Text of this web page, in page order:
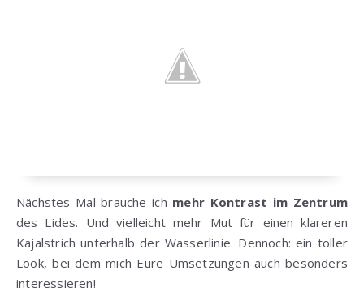
Nächstes Mal brauche ich mehr Kontrast im Zentrum
des Lides. Und vielleicht mehr Mut für einen klareren
Kajalstrich unterhalb der Wasserlinie. Dennoch: ein toller
Look, bei dem mich Eure Umsetzungen auch besonders
interessieren!